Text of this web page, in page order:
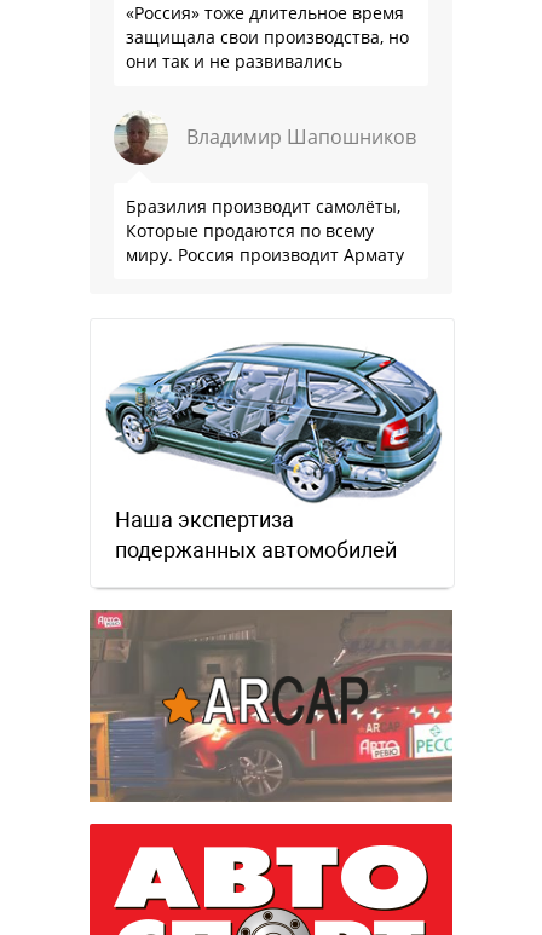
«Россия» тоже длительное время
защищала свои производства, но
они так и не развивались
Владимир Шапошников
Бразилия производит самолёты,
Которые продаются по всему
миру. Россия производит Армату
Наша экспертиза
подержанных автомобилей